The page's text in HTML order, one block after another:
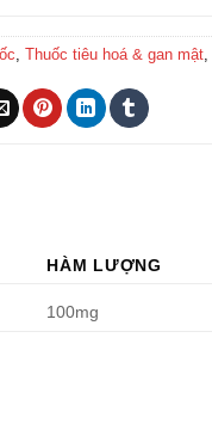
, Thuốc tiêu hoá & gan mật,
HÀM LƯỢNG
100mg